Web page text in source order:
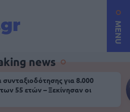
MENU
news
για 8.000
55 ετών – Ξεκίνησαν οι